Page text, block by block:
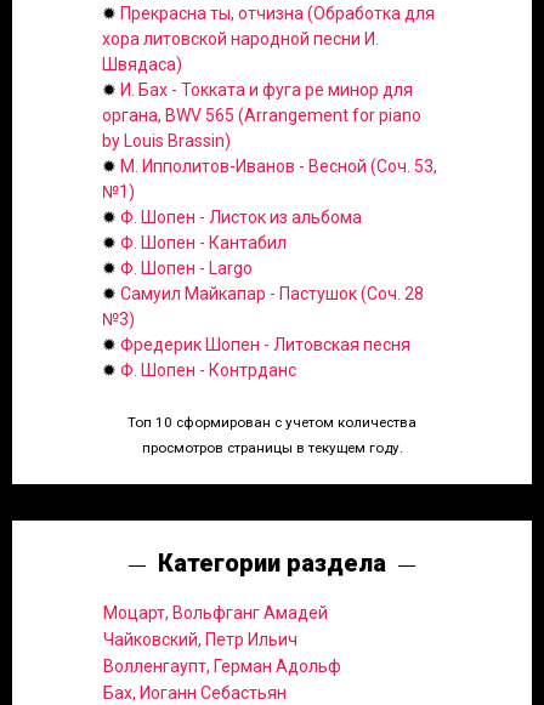
✹ Прекрасна ты, отчизна (Обработка для
хора литовской народной песни И.
Швядаса)
✹ И. Бах - Токката и фуга ре минор для
органа, BWV 565 (Arrangement for piano
by Louis Brassin)
✹ М. Ипполитов-Иванов - Весной (Соч. 53,
№1)
✹ Ф. Шопен - Листок из альбома
✹ Ф. Шопен - Кантабил
✹ Ф. Шопен - Largo
✹ Самуил Майкапар - Пастушок (Соч. 28
№3)
✹ Фредерик Шопен - Литовская песня
✹ Ф. Шопен - Контрданс
Топ 10 сформирован с учетом количества
просмотров страницы в текущем году.
Категории раздела
Моцарт, Вольфганг Амадей
Чайковский, Петр Ильич
Волленгаупт, Герман Адольф
Бах, Иоганн Себастьян